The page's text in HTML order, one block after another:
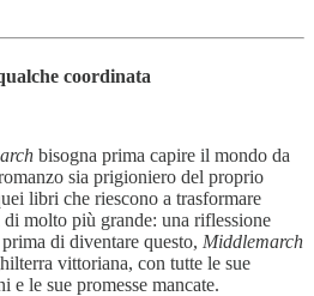
coordinata
bisogna prima capire il mondo da
sia prigioniero del proprio
libri che riescono a trasformare
di molto più grande: una riflessione
di diventare questo, Middlemarch
vittoriana, con tutte le sue
e le sue promesse mancate.